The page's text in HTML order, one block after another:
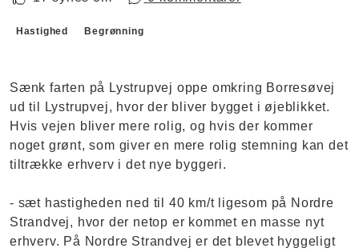
Forslagskategorier
Hastighed Begrønning
Sænk farten på Lystrupvej oppe omkring Borresøvej
ud til Lystrupvej, hvor der bliver bygget i øjeblikket.
Hvis vejen bliver mere rolig, og hvis der kommer
noget grønt, som giver en mere rolig stemning kan det
tiltrække erhverv i det nye byggeri.
- sæt hastigheden ned til 40 km/t ligesom på Nordre
Strandvej, hvor der netop er kommet en masse nyt
erhverv. På Nordre Strandvej er det blevet hyggeligt